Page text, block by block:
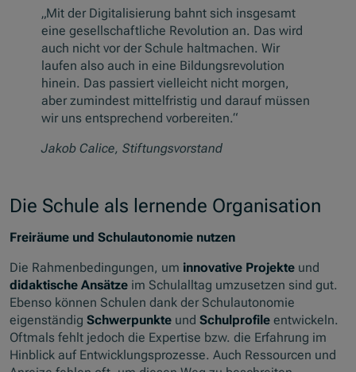
„Mit der Digitalisierung bahnt sich insgesamt
eine gesellschaftliche Revolution an. Das wird
auch nicht vor der Schule haltmachen. Wir
laufen also auch in eine Bildungsrevolution
hinein. Das passiert vielleicht nicht morgen,
aber zumindest mittelfristig und darauf müssen
wir uns entsprechend vorbereiten.“
Jakob Calice, Stiftungsvorstand
Die Schule als lernende Organisation
Freiräume und Schulautonomie nutzen
Die Rahmenbedingungen, um innovative Projekte und
didaktische Ansätze im Schulalltag umzusetzen sind gut.
Ebenso können Schulen dank der Schulautonomie
eigenständigSchwerpunkte undSchulprofile entwickeln.
Oftmals fehlt jedoch die Expertise bzw. die Erfahrung im
Hinblick auf Entwicklungsprozesse. Auch Ressourcen und